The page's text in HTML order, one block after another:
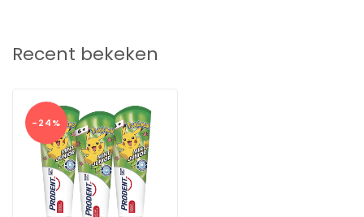
een gegeven moment gewend aan raken.
Gebruik voor kinderen van 6 jaar of jonger niet meer tandpasta
inslikken. Kinderen onder begeleiding laten poetsen.
Raadpleeg een tandarts als je kind fluoride in een andere vorm
gebruikt. Niet geschikt voor kinderen onder de 3 jaar.
Specificatie's:
Merk: Prodent
Productsoort:Tandpasta
Recent bekeken
-24%